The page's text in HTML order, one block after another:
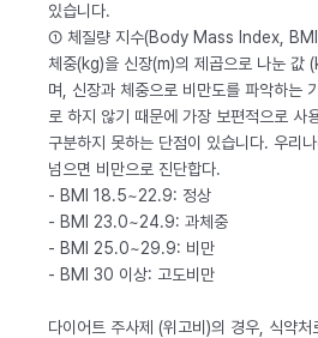
있습니다.
① 체질량 지수(Body Mass Index,
체중(kg)을 신장(m)의 제곱으로 나눈 값
며, 신장과 체중으로 비만도를 파악하는
로 하지 않기 때문에 가장 보편적으로 사
구분하지 못하는 단점이 있습니다. 우리
넘으면 비만으로 진단합다.
- BMI 18.5~22.9: 정상
- BMI 23.0~24.9: 과체중
- BMI 25.0~29.9: 비만
- BMI 30 이상: 고도비만
다이어트 주사제 (위고비)의 경우, 식약